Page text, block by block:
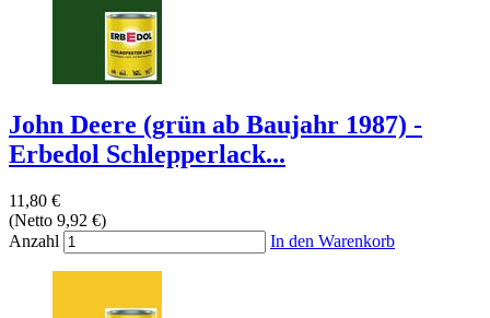
John Deere (grün ab Baujahr 1987) -
Erbedol Schlepperlack...
11,80 €
(Netto 9,92 €)
Anzahl
In den Warenkorb